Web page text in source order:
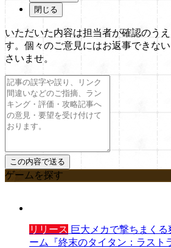
閉じる
いただいた内容は担当者が確認のう
す。個々のご意見にはお返事できな
さいませ。
ゲームを探す
リリース 巨大メカで撃ちまく
ーム『終末のタイタン：ラスト